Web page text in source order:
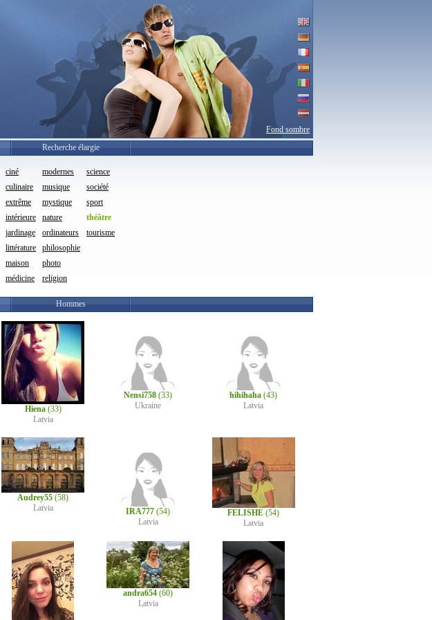
Fond sombre
Recherche élargie
ciné
culinaire
extrême
intérieure
jardinage
littérature
maison
médicine
modernes
musique
mystique
nature
ordinateurs
philosophie
photo
religion
science
société
sport
théâtre
tourisme
Hommes
Hiena(33)
Latvia
Nensi758 (33)
Ukraine
hihihaha (43)
Latvia
Audrey55 (58)
Latvia
IRA777 (54)
Latvia
FELISHE (54)
Latvia
andra654 (60)
Latvia